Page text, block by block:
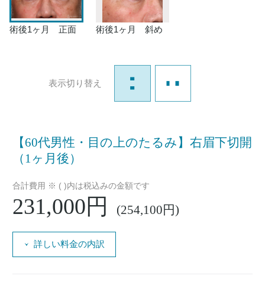
術後1ヶ月 正面 術後1ヶ月 斜め
表示切り替え
【60代男性・目の上のたるみ】右眉下切開
（1ヶ月後）
合計費用 ※ ( )内は税込みの金額です
231,000円 (254,100円)
詳しい料金の内訳